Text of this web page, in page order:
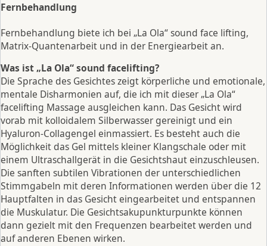
Fernbehandlung
Fernbehandlung biete ich bei „La Ola“ sound face lifting,
Matrix-Quantenarbeit und in der Energiearbeit an.
Was ist „La Ola“ sound facelifting?
Die Sprache des Gesichtes zeigt körperliche und emotionale,
mentale Disharmonien auf, die ich mit dieser „La Ola“
facelifting Massage ausgleichen kann. Das Gesicht wird
vorab mit kolloidalem Silberwasser gereinigt und ein
Hyaluron-Collagengel einmassiert. Es besteht auch die
Möglichkeit das Gel mittels kleiner Klangschale oder mit
einem Ultraschallgerät in die Gesichtshaut einzuschleusen.
Die sanften subtilen Vibrationen der unterschiedlichen
Stimmgabeln mit deren Informationen werden über die 12
Hauptfalten in das Gesicht eingearbeitet und entspannen
die Muskulatur. Die Gesichtsakupunkturpunkte können
dann gezielt mit den Frequenzen bearbeitet werden und
auf anderen Ebenen wirken.